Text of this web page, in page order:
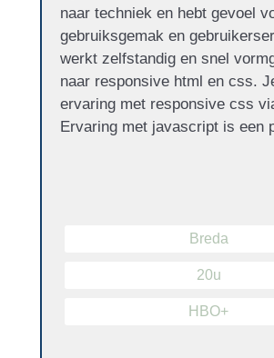
naar techniek en hebt gevoel
gebruiksgemak en
werkt zelfstandig en snel
naar responsive html en css.
ervaring met responsive css
Ervaring met javascript is een
Breda
20u
HBO+